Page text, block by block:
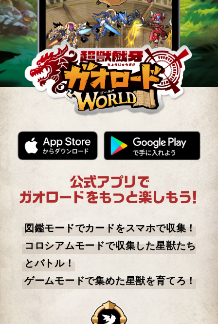
図鑑モードでカードをスマホで収集！
コロシアムモードで収集した星獣たち
とバトル！
ゲームモードで集めた星獣を育てろ！